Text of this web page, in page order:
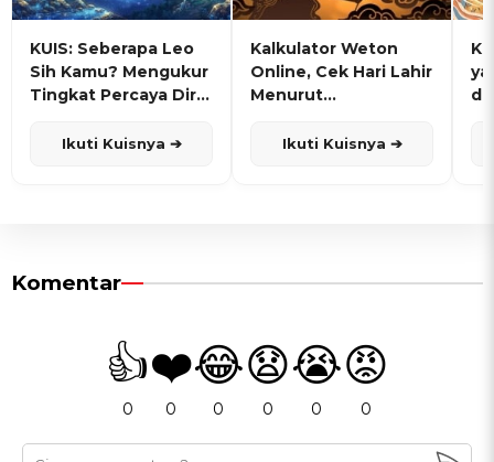
KUIS: Seberapa Leo
Sih Kamu? Mengukur
Tingkat Percaya Diri
Ikuti Kuisnya ➔
Kalkulator Weton
Online, Cek Hari Lahir
Menurut
Ikuti Kuisnya ➔
Komentar
👍
0
❤️
0
😂
0
😧
0
😭
0
😡
0